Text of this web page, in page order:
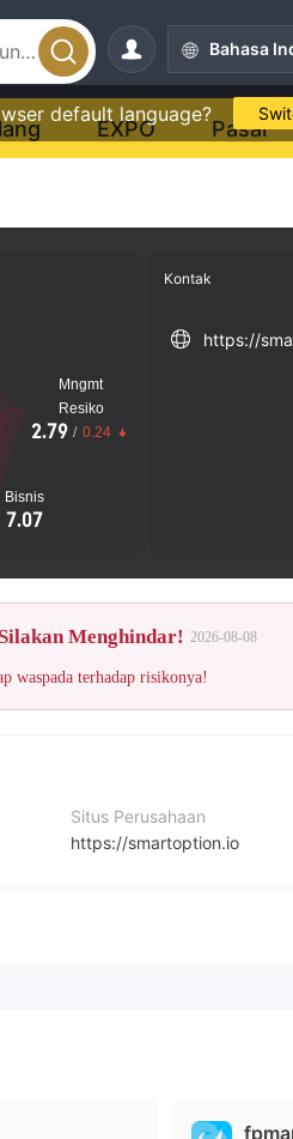
Bahasa
default language?
EXPO Pasar
Bisnis
7.07
Mngmt
Resiko
2.79 / 0.24
Kontak
https://
Menghindar! 2026-08-08
waspada terhadap risikonya!
Situs Perusahaan
https://smartoption.io